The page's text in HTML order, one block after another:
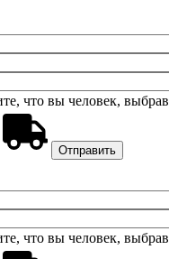
что вы человек, выбрав
что вы человек, выбрав